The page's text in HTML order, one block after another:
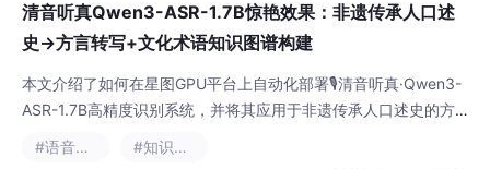
清音听真Qwen3-ASR-1.7B惊艳效果：非遗传承人口述
史→方言转写+文化术语知识图谱构建
本文介绍了如何在星图GPU平台上自动化部署🎙️清音听真·Qwen3-
ASR-1.7B高精度识别系统，并将其应用于非遗传承人口述史的方
言转写与术语提取。该平台能快速搭建语音识别环境，高效处理方
#语音识别
#知识图谱